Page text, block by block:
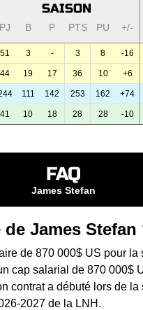
SAISON
PJ B P PTS PU +/-
51 3 - 3 8 -16
44 19 17 36 10 +6
111 142 253 162 +74
41 10 18 28 28 -10
FAQ
James Stefan
James Stefan
de 870 000$ US pour la
cap salarial de 870 000$
contrat a débuté lors de
2027 de la LNH.